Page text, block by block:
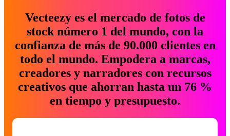
Vecteezy es el mercado de fotos de
stock número 1 del mundo, con la
confianza de más de 90.000 clientes en
todo el mundo. Empodera a marcas,
creadores y narradores con recursos
creativos que ahorran hasta un 76 %
en tiempo y presupuesto.